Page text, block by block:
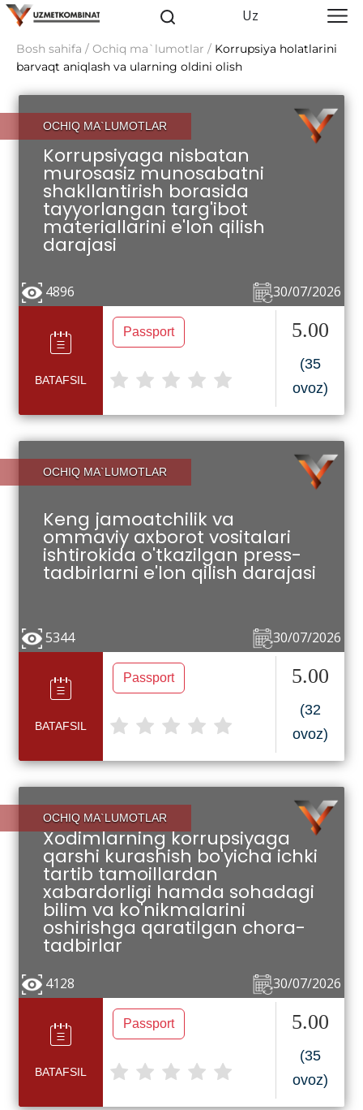
Uz
Bosh sahifa / Ochiq ma`lumotlar / Korrupsiya holatlarini
barvaqt aniqlash va ularning oldini olish
OCHIQ MA`LUMOTLAR
Korrupsiyaga nisbatan
murosasiz munosabatni
shakllantirish borasida
tayyorlangan targ'ibot
materiallarini e'lon qilish
darajasi
30/07/2026
4896
BATAFSIL
Passport 5.00
(35
ovoz)
OCHIQ MA`LUMOTLAR
Keng jamoatchilik va
ommaviy axborot vositalari
ishtirokida o'tkazilgan press-
tadbirlarni e'lon qilish darajasi
30/07/2026
5344
BATAFSIL
Passport 5.00
(32
ovoz)
OCHIQ MA`LUMOTLAR
Xodimlarning korrupsiyaga
qarshi kurashish bo'yicha ichki
tartib tamoillardan
xabardorligi hamda sohadagi
bilim va ko'nikmalarini
oshirishga qaratilgan chora-
tadbirlar
30/07/2026
4128
BATAFSIL
Passport 5.00
(35
ovoz)